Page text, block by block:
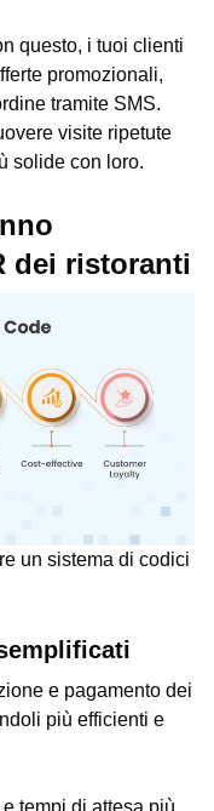
questo, i tuoi clienti
promozionali,
tramite SMS.
visite ripetute
solide con loro.
dei ristoranti
un sistema di codici
e pagamento dei
più efficienti e
tempi di attesa più